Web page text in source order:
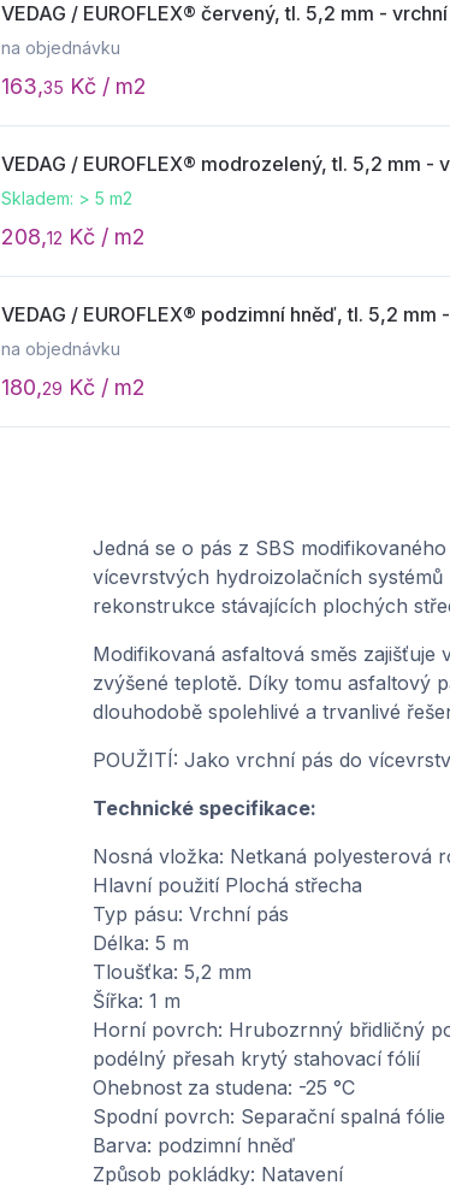
VEDAG / EUROFLEX® červený, tl. 5,2 mm -
na objednávku
163,35 Kč / m2
VEDAG / EUROFLEX® modrozelený, tl. 5,2 mm -
Skladem: > 5 m2
208,12 Kč / m2
VEDAG / EUROFLEX® podzimní hněď, tl. 5,2 mm
na objednávku
180,29 Kč / m2
Jedná se o pás z SBS
vícevrstvých hydroizolačních
rekonstrukce stávajících plochých
Modifikovaná asfaltová směs
zvýšené teplotě. Díky tomu asfaltový
dlouhodobě spolehlivé a trvanlivé
POUŽITÍ: Jako vrchní pás do
Technické specifikace:
Nosná vložka: Netkaná polyesterová
Hlavní použití Plochá střecha
Typ pásu: Vrchní pás
Délka: 5 m
Tloušťka: 5,2 mm
Šířka: 1 m
Horní povrch: Hrubozrnný břidličný
podélný přesah krytý stahovací fólií
Ohebnost za studena: -25 °C
Spodní povrch: Separační spalná fólie
Barva: podzimní hněď
Způsob pokládky: Natavení